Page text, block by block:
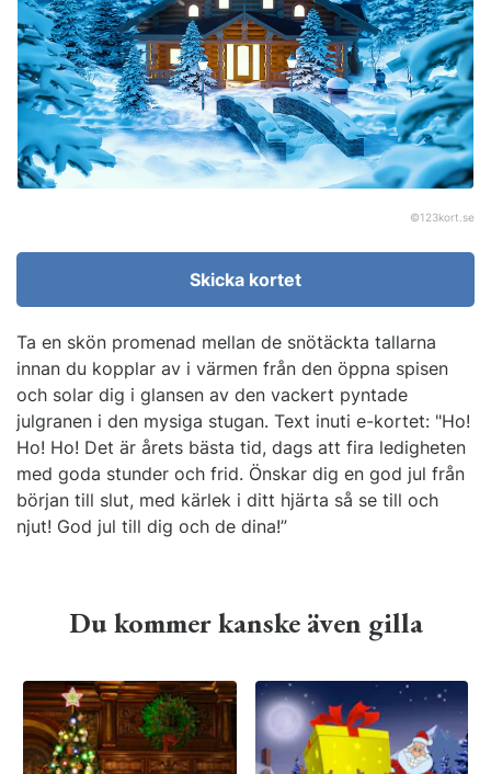
©123kort.se
Skicka kortet
Ta en skön promenad mellan de snötäckta tallarna
innan du kopplar av i värmen från den öppna spisen
och solar dig i glansen av den vackert pyntade
julgranen i den mysiga stugan. Text inuti e-kortet: "Ho!
Ho! Ho! Det är årets bästa tid, dags att fira ledigheten
med goda stunder och frid. Önskar dig en god jul från
början till slut, med kärlek i ditt hjärta så se till och
njut! God jul till dig och de dina!”
Du kommer kanske även gilla